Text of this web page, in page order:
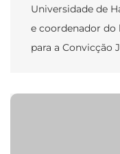
Universidade de
e coordenador do
para a Convicção